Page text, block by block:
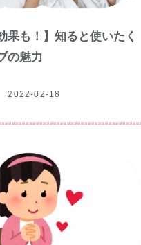
果も！】知ると使いたく
の魅力
2022-02-18